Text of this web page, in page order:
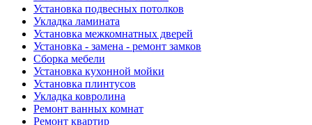
Установка подвесных потолков
Укладка ламината
Установка межкомнатных дверей
Установка - замена - ремонт замков
Сборка мебели
Установка кухонной мойки
Установка плинтусов
Укладка ковролина
Ремонт ванных комнат
Ремонт квартир